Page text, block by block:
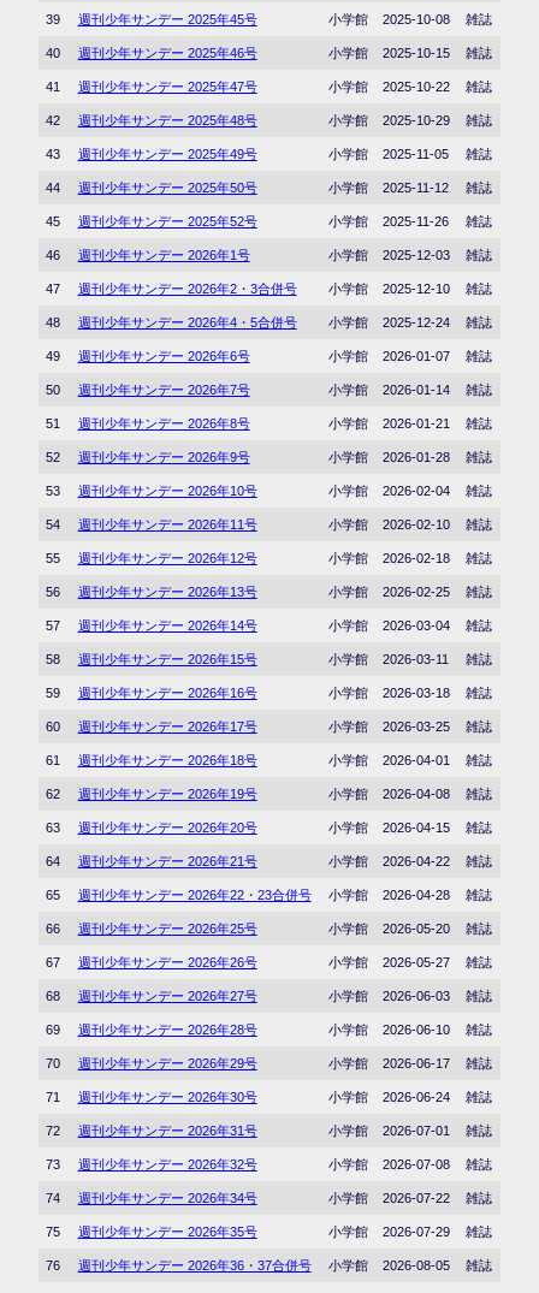
39 週刊少年サンデー 2025年45号 小学館 2025-10-08 雑誌
40 週刊少年サンデー 2025年46号 小学館 2025-10-15 雑誌
41 週刊少年サンデー 2025年47号 小学館 2025-10-22 雑誌
42 週刊少年サンデー 2025年48号 小学館 2025-10-29 雑誌
43 週刊少年サンデー 2025年49号 小学館 2025-11-05 雑誌
44 週刊少年サンデー 2025年50号 小学館 2025-11-12 雑誌
45 週刊少年サンデー 2025年52号 小学館 2025-11-26 雑誌
46 週刊少年サンデー 2026年1号 小学館 2025-12-03 雑誌
47 週刊少年サンデー 2026年2・3合併号 小学館 2025-12-10 雑誌
48 週刊少年サンデー 2026年4・5合併号 小学館 2025-12-24 雑誌
49 週刊少年サンデー 2026年6号 小学館 2026-01-07 雑誌
50 週刊少年サンデー 2026年7号 小学館 2026-01-14 雑誌
51 週刊少年サンデー 2026年8号 小学館 2026-01-21 雑誌
52 週刊少年サンデー 2026年9号 小学館 2026-01-28 雑誌
53 週刊少年サンデー 2026年10号 小学館 2026-02-04 雑誌
54 週刊少年サンデー 2026年11号 小学館 2026-02-10 雑誌
55 週刊少年サンデー 2026年12号 小学館 2026-02-18 雑誌
56 週刊少年サンデー 2026年13号 小学館 2026-02-25 雑誌
57 週刊少年サンデー 2026年14号 小学館 2026-03-04 雑誌
58 週刊少年サンデー 2026年15号 小学館 2026-03-11 雑誌
59 週刊少年サンデー 2026年16号 小学館 2026-03-18 雑誌
60 週刊少年サンデー 2026年17号 小学館 2026-03-25 雑誌
61 週刊少年サンデー 2026年18号 小学館 2026-04-01 雑誌
62 週刊少年サンデー 2026年19号 小学館 2026-04-08 雑誌
63 週刊少年サンデー 2026年20号 小学館 2026-04-15 雑誌
64 週刊少年サンデー 2026年21号 小学館 2026-04-22 雑誌
65 週刊少年サンデー 2026年22・23合併号 小学館 2026-04-28 雑誌
66 週刊少年サンデー 2026年25号 小学館 2026-05-20 雑誌
67 週刊少年サンデー 2026年26号 小学館 2026-05-27 雑誌
68 週刊少年サンデー 2026年27号 小学館 2026-06-03 雑誌
69 週刊少年サンデー 2026年28号 小学館 2026-06-10 雑誌
70 週刊少年サンデー 2026年29号 小学館 2026-06-17 雑誌
71 週刊少年サンデー 2026年30号 小学館 2026-06-24 雑誌
72 週刊少年サンデー 2026年31号 小学館 2026-07-01 雑誌
73 週刊少年サンデー 2026年32号 小学館 2026-07-08 雑誌
74 週刊少年サンデー 2026年34号 小学館 2026-07-22 雑誌
75 週刊少年サンデー 2026年35号 小学館 2026-07-29 雑誌
76 週刊少年サンデー 2026年36・37合併号 小学館 2026-08-05 雑誌